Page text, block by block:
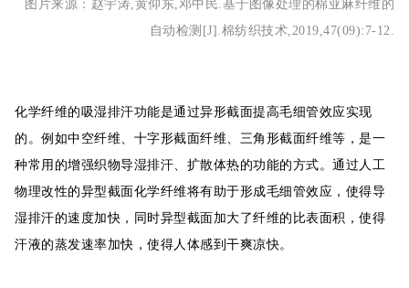
图片来源：赵宇涛,黄仰东,邓中民.基于图像处理的棉亚麻纤维的
自动检测[J].棉纺织技术,2019,47(09):7-12.
化学纤维的吸湿排汗功能是通过异形截面提高毛细管效应实现
的。例如中空纤维、十字形截面纤维、三角形截面纤维等，是一
种常用的增强织物导湿排汗、扩散体热的功能的方式。通过人工
物理改性的异型截面化学纤维将有助于形成毛细管效应，使得导
湿排汗的速度加快，同时异型截面加大了纤维的比表面积，使得
汗液的蒸发速率加快，使得人体感到干爽凉快。